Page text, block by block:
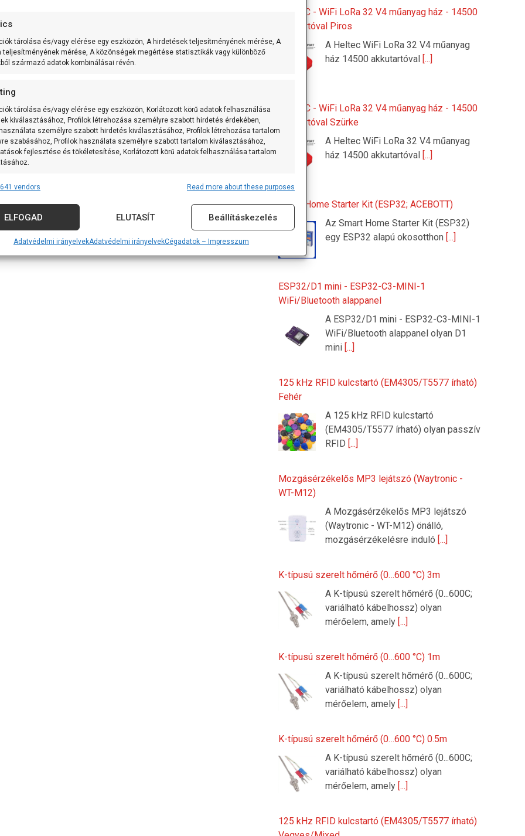
tárolása és/vagy elérése egy eszközön, A hirdetések teljesítményének mérése, A
teljesítményének mérése, A közönségek megértése statisztikák vagy különböző
származó adatok kombinálásai révén.
tárolása és/vagy elérése egy eszközön, Korlátozott körű adatok felhasználása
kiválasztásához, Profilok létrehozása személyre szabott hirdetés érdekében,
személyre szabott hirdetés kiválasztásához, Profilok létrehozása tartalom
szabásához, Profilok használata személyre szabott tartalom kiválasztásához,
fejlesztése és tökéletesítése, Korlátozott körű adatok felhasználása tartalom
Always active
származó adatok párosítása és kombinálása, Különböző
összekapcsolása, Eszközök azonosítása automatikusan továbbított
alapján.
földrajzi helymeghatározási adatok felhasználása.
Always active
vendors Read more about these purposes
ELFOGAD ELUTASÍT Beállításkezelés
Adatvédelmi irányelvekAdatvédelmi irányelvekCégadatok – Impresszum
HELTEC - WiFi LoRa 32 V4 műanyag ház - 14500
akkutartóval Piros
A Heltec WiFi LoRa 32 V4 műanyag
ház 14500 akkutartóval
[...]
HELTEC - WiFi LoRa 32 V4 műanyag ház - 14500
akkutartóval Szürke
A Heltec WiFi LoRa 32 V4 műanyag
ház 14500 akkutartóval
[...]
Smart Home Starter Kit (ESP32; ACEBOTT)
Az Smart Home Starter Kit (ESP32)
egy ESP32 alapú okosotthon [...]
ESP32/D1 mini - ESP32-C3-MINI-1
WiFi/Bluetooth alappanel
A ESP32/D1 mini - ESP32-C3-MINI-1
WiFi/Bluetooth alappanel olyan D1
mini [...]
125 kHz RFID kulcstartó (EM4305/T5577 írható)
Fehér
A 125 kHz RFID kulcstartó
(EM4305/T5577 írható) olyan passzív
RFID [...]
Mozgásérzékelős MP3 lejátszó (Waytronic -
WT-M12)
A Mozgásérzékelős MP3 lejátszó
(Waytronic - WT-M12) önálló,
mozgásérzékelésre induló [...]
K-típusú szerelt hőmérő (0…600 °C) 3m
A K-típusú szerelt hőmérő (0...600C;
variálható kábelhossz) olyan
mérőelem, amely [...]
K-típusú szerelt hőmérő (0…600 °C) 1m
A K-típusú szerelt hőmérő (0...600C;
variálható kábelhossz) olyan
mérőelem, amely [...]
K-típusú szerelt hőmérő (0…600 °C) 0.5m
A K-típusú szerelt hőmérő (0...600C;
variálható kábelhossz) olyan
mérőelem, amely [...]
125 kHz RFID kulcstartó (EM4305/T5577 írható)